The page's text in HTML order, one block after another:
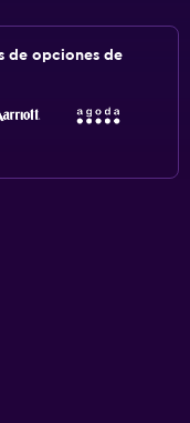
de opciones de